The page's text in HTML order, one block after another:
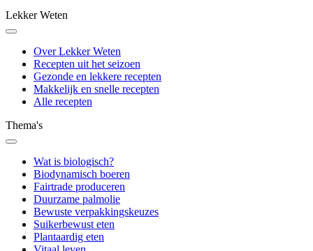
Lekker Weten
Over Lekker Weten
Recepten uit het seizoen
Gezonde en lekkere recepten
Makkelijk en snelle recepten
Alle recepten
Thema's
Wat is biologisch?
Biodynamisch boeren
Fairtrade produceren
Duurzame palmolie
Bewuste verpakkingskeuzes
Suikerbewust eten
Plantaardig eten